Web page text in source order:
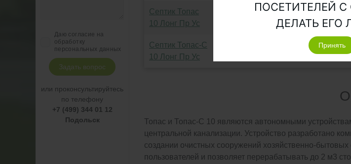
Даю согласие на
обработку
персональных данных
Задать вопрос
или проконсультируйтесь
по телефону
+7 (499) 344 01 12
Подольск
Септик Топас
10 Лонг Пр Ус
145
Септик Топас-С
10 Лонг Пр Ус
90
Топас и Топас-С 10 являются автономными
центральной канализации. Устройство разработано
создании очистных сооружений хозяйственно-
пользователей и позволяет перерабатывать до 2 м3
ПОСЕТИТЕЛЕЙ
ДЕЛАТЬ ЕГО
Принять